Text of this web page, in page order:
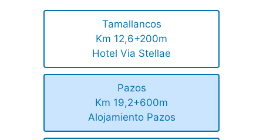
Tamallancos
Km 12,6+200m
Hotel Via Stellae
Pazos
Km 19,2+600m
Alojamiento Pazos